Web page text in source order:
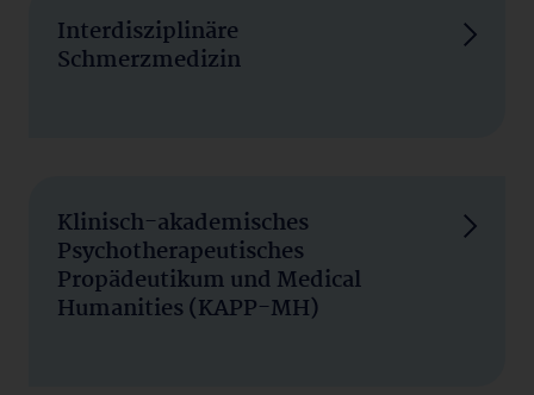
Interdisziplinäre
Schmerzmedizin
Klinisch-akademisches
Psychotherapeutisches
Propädeutikum und Medical
Humanities (KAPP-MH)